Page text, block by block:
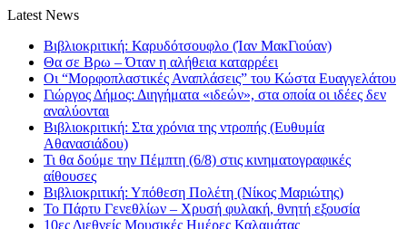
Latest News
Βιβλιοκριτική: Καρυδότσουφλο (Ίαν ΜακΓιούαν)
Θα σε Βρω – Όταν η αλήθεια καταρρέει
Οι “Μορφοπλαστικές Αναπλάσεις” του Κώστα Ευαγγελάτου
Γιώργος Δήμος: Διηγήματα «ιδεών», στα οποία οι ιδέες δεν
αναλύονται
Βιβλιοκριτική: Στα χρόνια της ντροπής (Ευθυμία
Αθανασιάδου)
Τι θα δούμε την Πέμπτη (6/8) στις κινηματογραφικές
αίθουσες
Βιβλιοκριτική: Υπόθεση Πολέτη (Νίκος Μαριώτης)
Το Πάρτυ Γενεθλίων – Χρυσή φυλακή, θνητή εξουσία
10ες Διεθνείς Μουσικές Ημέρες Καλαμάτας